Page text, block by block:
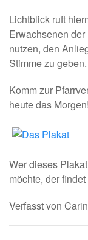
Lichtblick ruft
Erwachsenen
nutzen, den
Stimme zu geben.
Komm zur
heute das Morgen!
Wer dieses
möchte, der
Verfasst von